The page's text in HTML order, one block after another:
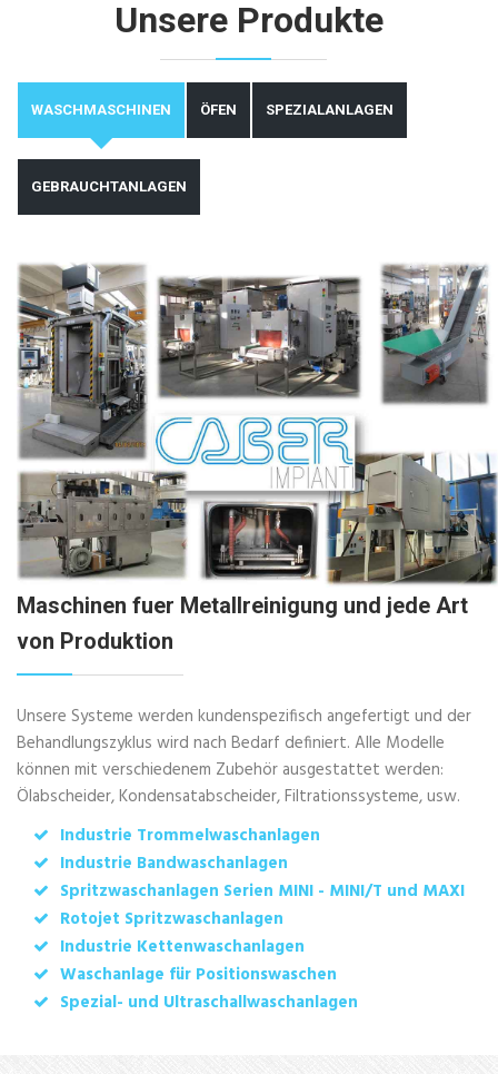
Unsere Produkte
WASCHMASCHINEN ÖFEN SPEZIALANLAGEN
GEBRAUCHTANLAGEN
Maschinen fuer Metallreinigung und jede Art
von Produktion
Unsere Systeme werden kundenspezifisch angefertigt und der
Behandlungszyklus wird nach Bedarf definiert. Alle Modelle
können mit verschiedenem Zubehör ausgestattet werden:
Ölabscheider, Kondensatabscheider, Filtrationssysteme, usw.
Industrie Trommelwaschanlagen
Industrie Bandwaschanlagen
Spritzwaschanlagen Serien MINI - MINI/T und MAXI
Rotojet Spritzwaschanlagen
Industrie Kettenwaschanlagen
Waschanlage für Positionswaschen
Spezial- und Ultraschallwaschanlagen